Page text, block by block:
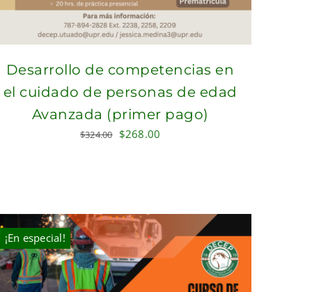
Desarrollo de competencias en
el cuidado de personas de edad
Avanzada (primer pago)
$324.00 Original
$268.00
¡En especial!